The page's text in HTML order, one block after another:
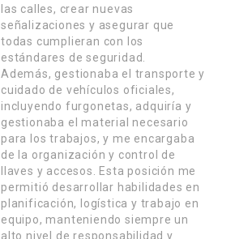
las calles, crear nuevas
señalizaciones y asegurar que
todas cumplieran con los
estándares de seguridad.
Además, gestionaba el transporte y
cuidado de vehículos oficiales,
incluyendo furgonetas, adquiría y
gestionaba el material necesario
para los trabajos, y me encargaba
de la organización y control de
llaves y accesos. Esta posición me
permitió desarrollar habilidades en
planificación, logística y trabajo en
equipo, manteniendo siempre un
alto nivel de responsabilidad y